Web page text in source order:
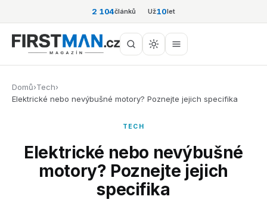
2 104článků Už10let
Domů›Tech›
Elektrické nebo nevýbušné motory? Poznejte jejich specifika
TECH
Elektrické nebo nevýbušné
motory? Poznejte jejich
specifika